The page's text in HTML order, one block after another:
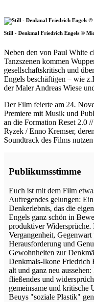
Still - Denkmal Friedrich Engels ©
Neben den von Paul White
Tanzszenen kommen
gesellschaftskritisch und
Engels beschäftigen – wie
der Maler Andreas Wiese
Der Film feierte am 24.
Premiere mit Musik und
an die Formation Reset 2.0
Ryzek / Enno Kremser,
Soundtrack des Films
Publikumsstimme
Euch ist mit dem Film
Aufregendes gelungen:
Denkerlebnis, das die
Engels ganz schön in
produktiver Widersprüche.
Vergangenheit,
Herausforderung und
Gewohnheiten zur
Denkmals-Ikone Friedrich
alt und ganz neu
fließendes und
gemeinsame und kritische
Beuys "soziale Plastik"